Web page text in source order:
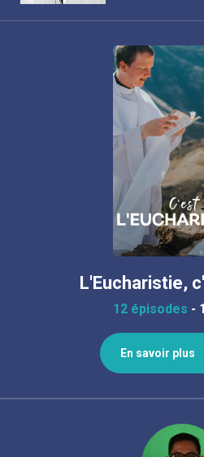
L'Eucharistie,
12 épisodes -
En savoir plus